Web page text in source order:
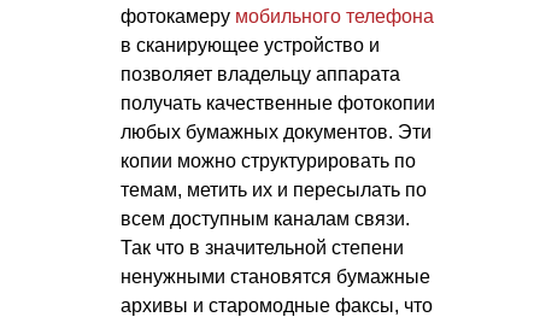
фотокамеру мобильного телефона
в сканирующее устройство и
позволяет владельцу аппарата
получать качественные фотокопии
любых бумажных документов. Эти
копии можно структурировать по
темам, метить их и пересылать по
всем доступным каналам связи.
Так что в значительной степени
ненужными становятся бумажные
архивы и старомодные факсы, что